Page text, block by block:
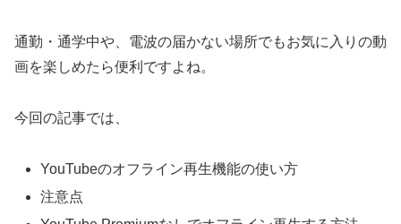
通勤・通学中や、電波の届かない場所でもお気に入りの動
画を楽しめたら便利ですよね。
今回の記事では、
YouTubeのオフライン再生機能の使い方
注意点